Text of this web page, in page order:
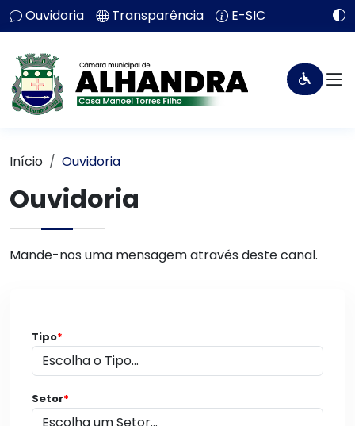
Ouvidoria Transparência E-SIC
Início Ouvidoria
Ouvidoria
Mande-nos uma mensagem através deste canal.
Tipo*
Setor*